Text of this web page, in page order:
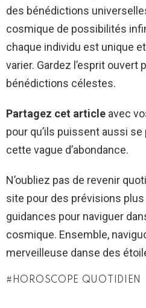
des bénédictions
cosmique de possibilités
chaque individu est unique
varier. Gardez l’esprit ouvert
bénédictions célestes.
Partagez cet article avec
pour qu’ils puissent aussi
cette vague d’abondance.
N’oubliez pas de revenir
site pour des prévisions
guidances pour naviguer
cosmique. Ensemble,
merveilleuse danse des
HOROSCOPE QUOTIDIEN